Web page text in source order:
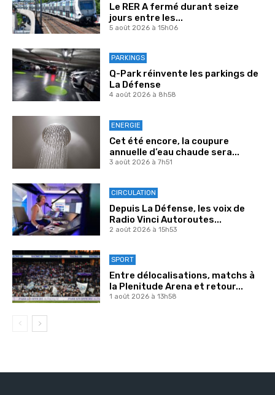
Le RER A fermé durant seize
jours entre les...
5 août 2026 à 15h06
PARKINGS
Q-Park réinvente les parkings de
La Défense
4 août 2026 à 8h58
ENERGIE
Cet été encore, la coupure
annuelle d’eau chaude sera...
3 août 2026 à 7h51
CIRCULATION
Depuis La Défense, les voix de
Radio Vinci Autoroutes...
2 août 2026 à 15h53
SPORT
Entre délocalisations, matchs à
la Plenitude Arena et retour...
1 août 2026 à 13h58